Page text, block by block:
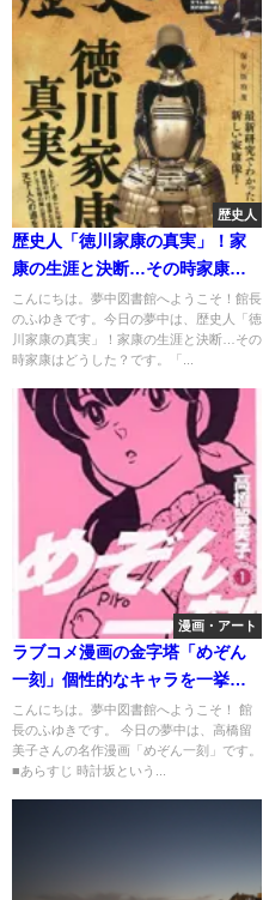
歴史人
歴史人「徳川家康の真実」！家
康の生涯と決断…その時家康は
どうした？
こんにちは。夢中図書館へようこそ！館長
のふゆきです。今日の夢中は、歴史人「徳
川家康の真実」！家康の生涯と決断…その
時家康はどうした？です。「...
漫画・アート
ラブコメ漫画の金字塔「めぞん
一刻」個性的なキャラを一挙紹
介！
こんにちは。夢中図書館へようこそ！ 館
長のふゆきです。 今日の夢中は、高橋留
美子さんの名作漫画「めぞん一刻」です。
■あらすじ 時計坂という...